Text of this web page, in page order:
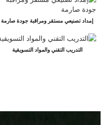
إمداد تصنيعي مستقر ومراقبة جودة صارمة
التدريب التقني والمواد التسويقية